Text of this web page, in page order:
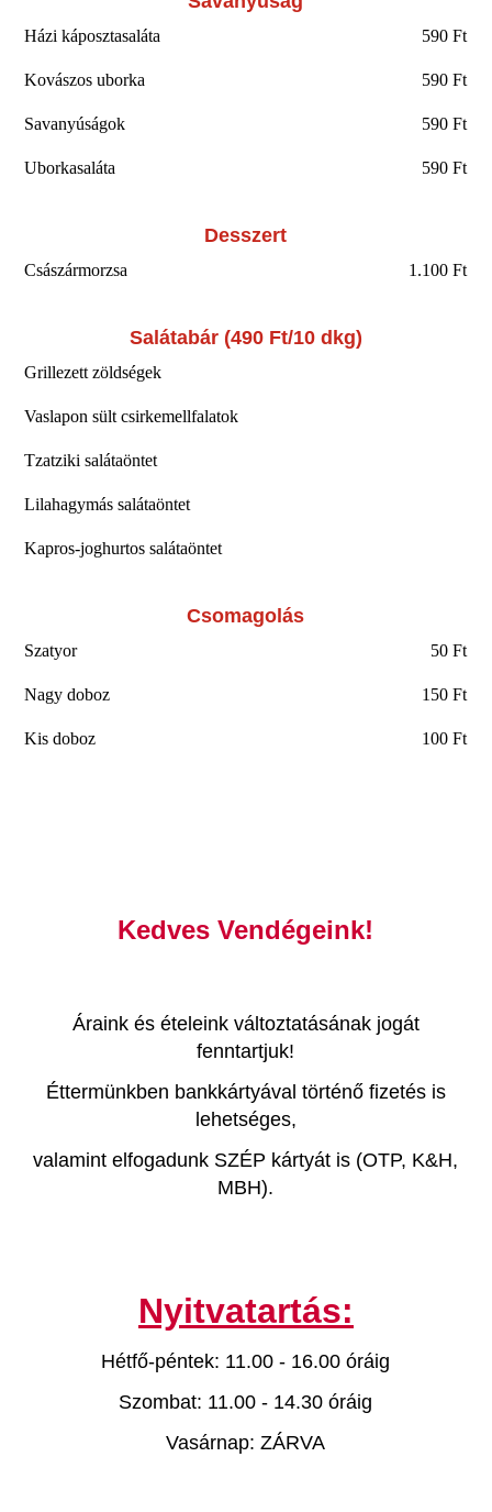
Házi káposztasaláta 590 Ft
Kovászos uborka 590 Ft
Savanyúságok 590 Ft
Uborkasaláta 590 Ft
Desszert
Császármorzsa 1.100 Ft
Salátabár (490 Ft/10 dkg)
Grillezett zöldségek
Vaslapon sült csirkemellfalatok
Tzatziki salátaöntet
Lilahagymás salátaöntet
Kapros-joghurtos salátaöntet
Csomagolás
Szatyor 50 Ft
Nagy doboz 150 Ft
Kis doboz 100 Ft
Kedves Vendégeink!
Áraink és ételeink változtatásának jogát
fenntartjuk!
Éttermünkben bankkártyával történő fizetés is
lehetséges,
valamint elfogadunk SZÉP kártyát is (OTP, K&H,
MBH).
Nyitvatartás:
Hétfő-péntek: 11.00 - 16.00 óráig
Szombat: 11.00 - 14.30 óráig
Vasárnap: ZÁRVA